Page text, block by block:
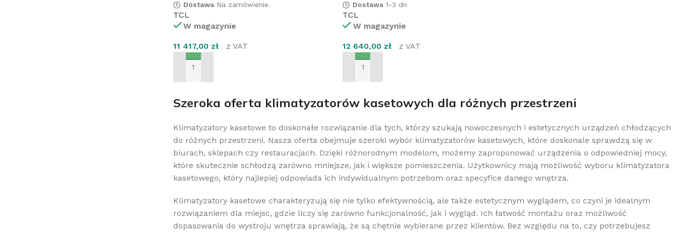
DostawaNa zamówienie.
TCL
W magazynie
11 417,00 zł z VAT
DODAJ DO KOSZYKA
Dostawa 1-3 dn
TCL
W magazynie
12 640,00 zł z VAT
DODAJ DO KOSZYKA
Szeroka oferta klimatyzatorów kasetowych dla różnych przestrzeni
Klimatyzatory kasetowe to doskonałe rozwiązanie dla tych, którzy szukają nowoczesnych i estetycznych urządzeń chłodzących
do różnych przestrzeni. Nasza oferta obejmuje szeroki wybór klimatyzatorów kasetowych, które doskonale sprawdzą się w
biurach, sklepach czy restauracjach. Dzięki różnorodnym modelom, możemy zaproponować urządzenia o odpowiedniej mocy,
które skutecznie schłodzą zarówno mniejsze, jak i większe pomieszczenia. Użytkownicy mają możliwość wyboru klimatyzatora
kasetowego, który najlepiej odpowiada ich indywidualnym potrzebom oraz specyfice danego wnętrza.
Klimatyzatory kasetowe charakteryzują się nie tylko efektywnością, ale także estetycznym wyglądem, co czyni je idealnym
rozwiązaniem dla miejsc, gdzie liczy się zarówno funkcjonalność, jak i wygląd. Ich łatwość montażu oraz możliwość
dopasowania do wystroju wnętrza sprawiają, że są chętnie wybierane przez klientów. Bez względu na to, czy potrzebujesz